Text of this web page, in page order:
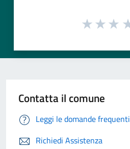
Contatta il comune
Leggi le domande frequenti
Richiedi Assistenza